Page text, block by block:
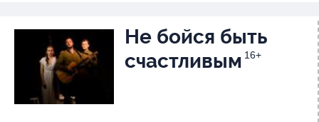
Не бойся быть
счастливым 16+